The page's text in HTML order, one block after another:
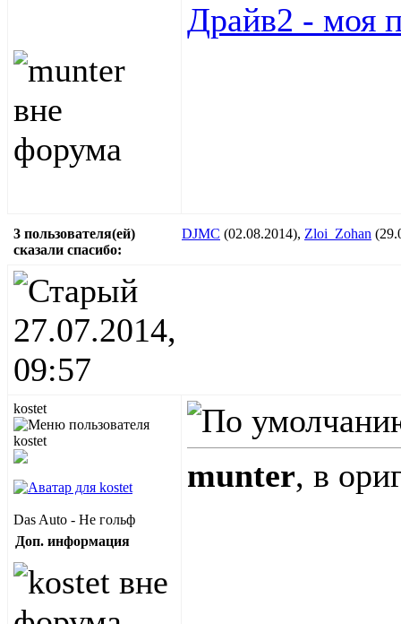
Драйв2 - моя
3 пользователя(ей)
сказали cпасибо:
DJMC (02.08.2014), Zloi_Zohan
27.07.2014,
09:57
kostet
Das Auto - Не гольф
Доп. информация
munter, в